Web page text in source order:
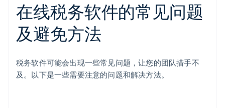
在线税务软件的常见问题
及避免方法
税务软件可能会出现一些常见问题，让您的团队措手不
及。以下是一些需要注意的问题和解决方法。